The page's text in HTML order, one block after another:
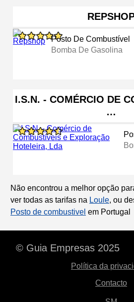
Posto De Combustível
Bomba De Gasolina
I.S.N. - COMÉRCIO DE
…
Não encontrou a melhor opção
ver todas as tarifas na Loule, ou
Posto de combustivel em Portugal
© Guia Empresas 2025
Política da
Contacto